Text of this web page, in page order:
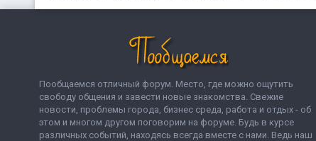
Пообщаемся отличный форум. Место, где можно ощутить
свободу общения и завести новые знакомства. Свежие
новости, проблемы города, бизнес среда, работа и отдых - об
этом и многом другом поговорим на форуме. Будь в курсе
различных событий, находясь всегда вместе с нами. Ведь наш